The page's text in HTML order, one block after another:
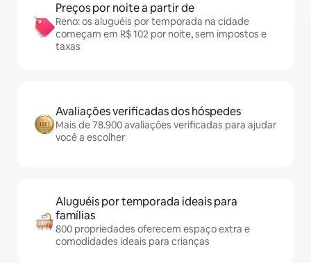
Preços por noite a partir de
Reno: os aluguéis por temporada na cidade
começam em R$ 102 por noite, sem impostos e
taxas
Avaliações verificadas dos hóspedes
Mais de 78.900 avaliações verificadas para ajudar
você a escolher
Aluguéis por temporada ideais para
famílias
800 propriedades oferecem espaço extra e
comodidades ideais para crianças